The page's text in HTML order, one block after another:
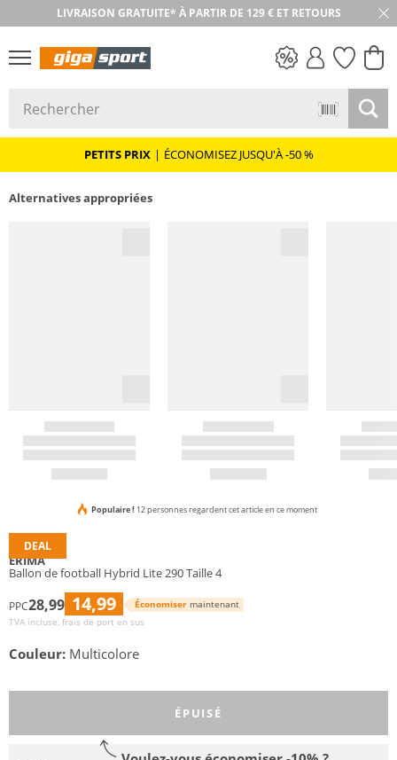
LIVRAISON GRATUITE* À PARTIR DE 129 € ET RETOURS
RETOUR SOUS 30 JOURS
PETITS PRIX | ÉCONOMISEZ JUSQU'À -50 %
Alternatives appropriées
DEAL
Populaire ! 12 personnes regardent cet article en ce moment
ERIMA
Ballon de football Hybrid Lite 290 Taille 4
PPC28,99 14,99 Économiser maintenant
TVA incluse, frais de port en sus
Couleur: Multicolore
ÉPUISÉ